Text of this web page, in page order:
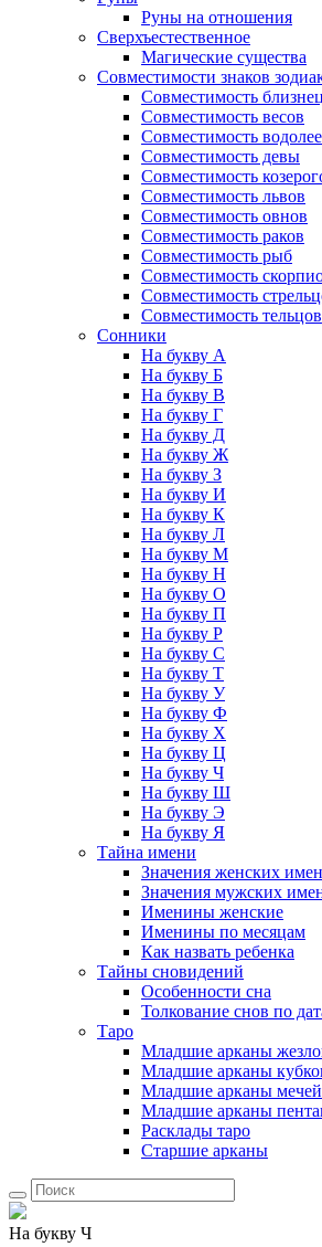
Руны на отношения
Сверхъестественное
Магические существа
Совместимости знаков
Совместимость
Совместимость весов
Совместимость
Совместимость девы
Совместимость
Совместимость львов
Совместимость овнов
Совместимость раков
Совместимость рыб
Совместимость
Совместимость
Совместимость тельцов
Сонники
На букву А
На букву Б
На букву В
На букву Г
На букву Д
На букву Ж
На букву З
На букву И
На букву К
На букву Л
На букву М
На букву Н
На букву О
На букву П
На букву Р
На букву С
На букву Т
На букву У
На букву Ф
На букву Х
На букву Ц
На букву Ч
На букву Ш
На букву Э
На букву Я
Тайна имени
Значения женских имен
Значения мужских
Именины женские
Именины по месяцам
Как назвать ребенка
Тайны сновидений
Особенности сна
Толкование снов по
Таро
Младшие арканы
Младшие арканы
Младшие арканы мечей
Младшие арканы
Расклады таро
Старшие арканы
На букву Ч